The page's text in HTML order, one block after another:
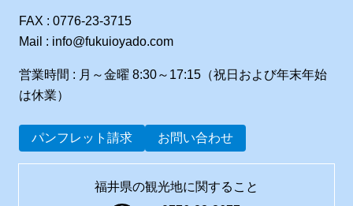
FAX : 0776-23-3715
Mail : info@fukuioyado.com
営業時間 : 月～金曜 8:30～17:15（祝日および年末年始
は休業）
パンフレット請求 お問い合わせ
福井県の観光地に関すること